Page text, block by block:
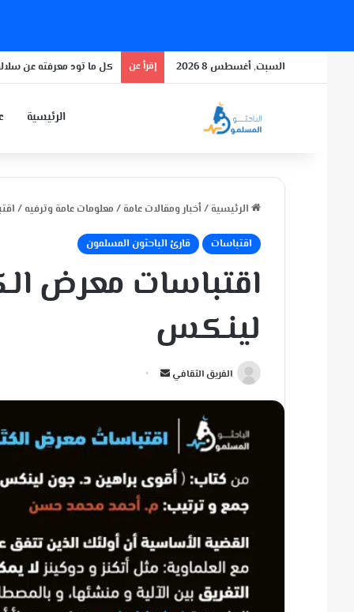
السبت, أغسطس 8 2026 إقرأ عن كل ما تود معرفته عن سلالة
الرئيسية
الرئيسية / أخبار ومقالات عامة / معلومات عامة وترفيه /
اقتباسات قارئ الباحثون المسلمون
اقتباسات معرض
لينكس
الفريق الثقافي
أ
ل
ب
ي
د
إ
ل
ك
ت